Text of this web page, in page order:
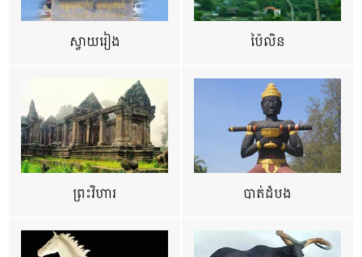
ស្វាយរៀង ប៉ៃលិន
ព្រះវិហារ បាត់ដំបង